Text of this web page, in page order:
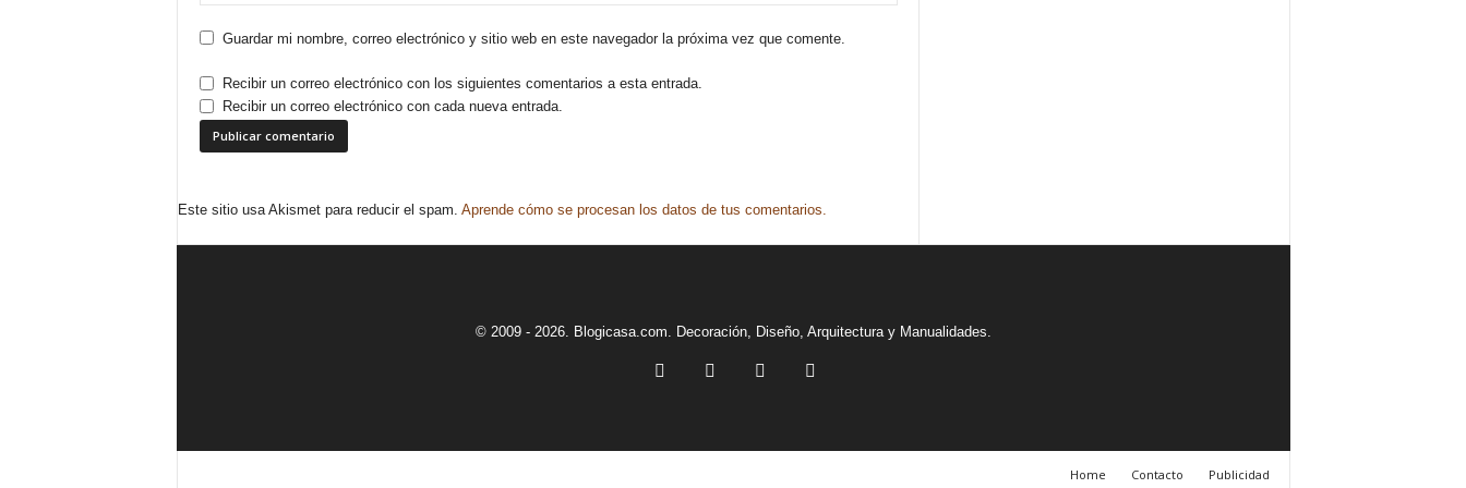
Guardar mi nombre, correo electrónico y sitio web en este navegador la próxima vez que comente.
Recibir un correo electrónico con los siguientes comentarios a esta entrada.
Recibir un correo electrónico con cada nueva entrada.
Este sitio usa Akismet para reducir el spam. Aprende cómo se procesan los datos de tus comentarios.
© 2009 - 2026. Blogicasa.com. Decoración, Diseño, Arquitectura y Manualidades.
Home Contacto Publicidad